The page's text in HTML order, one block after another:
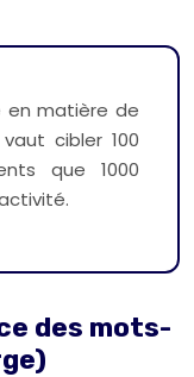
en matière de
cibler 100
que 1000
des mots-